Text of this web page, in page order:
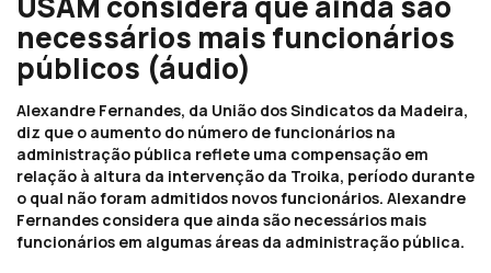
necessários mais funcionários
públicos (áudio)
Alexandre Fernandes, da União dos Sindicatos da Madeira,
diz que o aumento do número de funcionários na
administração pública reflete uma compensação em
relação à altura da intervenção da Troika, período durante
o qual não foram admitidos novos funcionários. Alexandre
Fernandes considera que ainda são necessários mais
funcionários em algumas áreas da administração pública.